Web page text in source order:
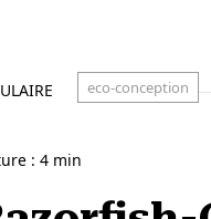
eco-conception
: 4 min